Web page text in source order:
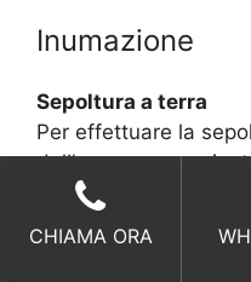
Inumazione
Sepoltura a terra
Per effettuare la
dell’urna necessaria,
solo in alcune aree
CHIAMA ORA